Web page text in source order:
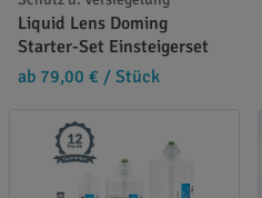
Liquid Lens Doming
Starter-Set Einsteigerset
ab 79,00 € / Stück